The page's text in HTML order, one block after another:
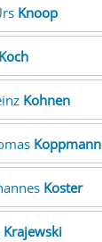
Knoop
Koch
Kohnen
Koppmann
Koster
Krajewski